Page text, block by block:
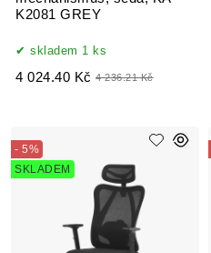
K2081 GREY
skladem 1 ks
4 024.40 Kč 4 236.21 Kč
- 5%
SKLADEM